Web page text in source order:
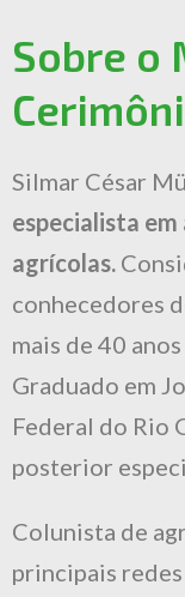
Sobre o
Silmar César
especialista
agrícolas.
conhecedores
mais de 40
Graduado em
Federal do Rio
posterior
Colunista de
principais